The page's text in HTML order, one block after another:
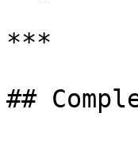
***
##